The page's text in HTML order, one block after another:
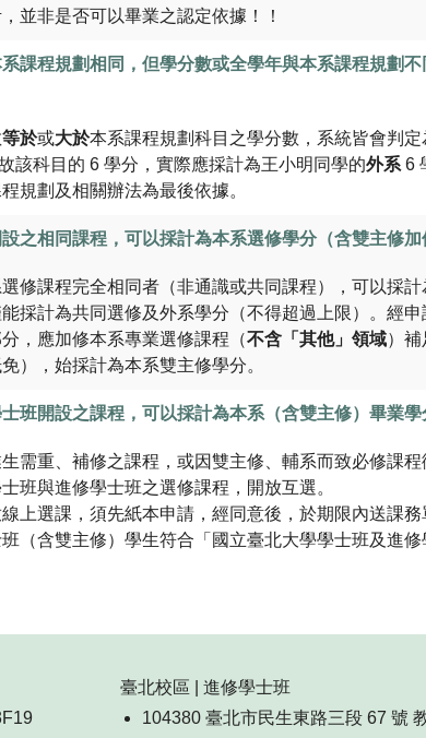
並非是否可以畢業之認定依據！！
課程規劃相同，但學分數或全學年與本系課程規劃
等於或大於本系課程規劃科目之學分數，系統皆會判
該科目的 6 學分，實際應採計為王小明同學的外系 6
規劃及相關辦法為最後依據。
之相同課程，可以採計為本系選修學分（含雙主修
修課程完全相同者（非通識或共同課程），可以採
採計為共同選修及外系學分（不得超過上限）。經
，應加修本系專業選修課程（不含「其他」領域）
），始採計為本系雙主修學分。
班開設之課程，可以採計為本系（含雙主修）畢業學
需重、補修之課程，或因雙主修、輔系而致必修課
班與進修學士班之選修課程，開放互選。
上選課，須先紙本申請，經同意後，於期限內送課務
（含雙主修）學生符合「國立臺北大學學士班及進
臺北校區 | 進修學士班
104380 臺北市民生東路三段 67 號